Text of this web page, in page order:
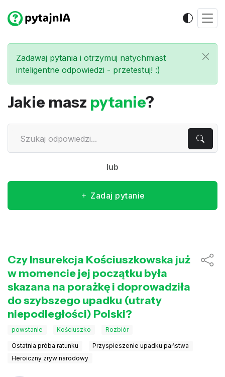
Zadawaj pytania i otrzymuj natychmiast
inteligentne odpowiedzi - przetestuj! :)
Jakie masz pytanie?
lub
Zadaj pytanie
Czy Insurekcja Kościuszkowska już
w momencie jej początku była
skazana na porażkę i doprowadziła
do szybszego upadku (utraty
niepodległości) Polski?
powstanie Kościuszko Rozbiór
Ostatnia próba ratunku
Przyspieszenie upadku państwa
Heroiczny zryw narodowy